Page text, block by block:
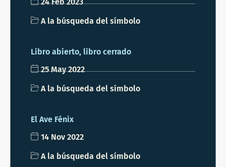
A la búsqueda del símbolo
Libro abierto, libro cerrado
25 May 2022
A la búsqueda del símbolo
El Ave Fénix
14 Nov 2022
A la búsqueda del símbolo